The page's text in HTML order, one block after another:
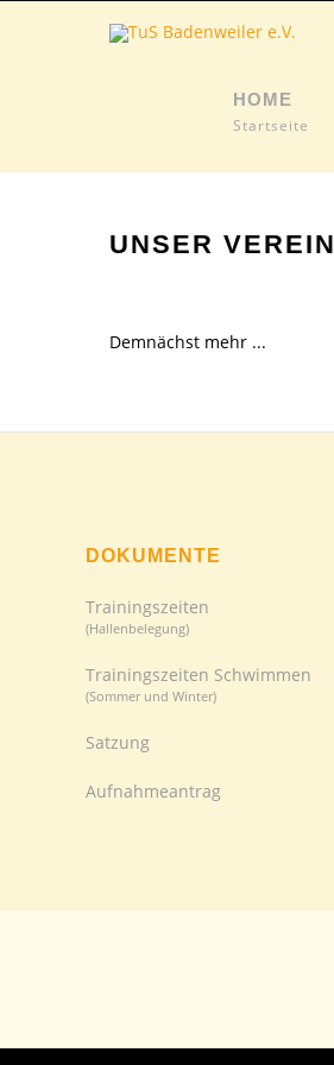
HOME
Startseite
UNSER VEREIN
Demnächst mehr ...
DOKUMENTE
Trainingszeiten
(Hallenbelegung)
Trainingszeiten Schwimmen
(Sommer und Winter)
Satzung
Aufnahmeantrag